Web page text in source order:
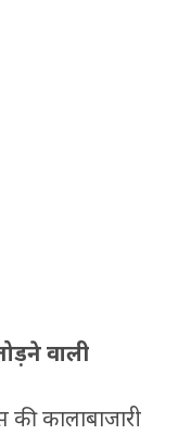
वाली
की कालाबाजारी